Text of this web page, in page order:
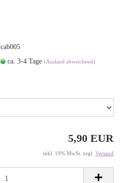
cab005
ca. 3-4 Tage(Ausland abweichend)
5,90 EUR
inkl. 19% MwSt. zzgl. Versand